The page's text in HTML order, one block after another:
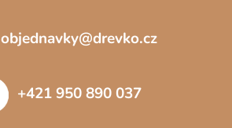
i
s
objednavky@drevko.cz
+421 950 890 037